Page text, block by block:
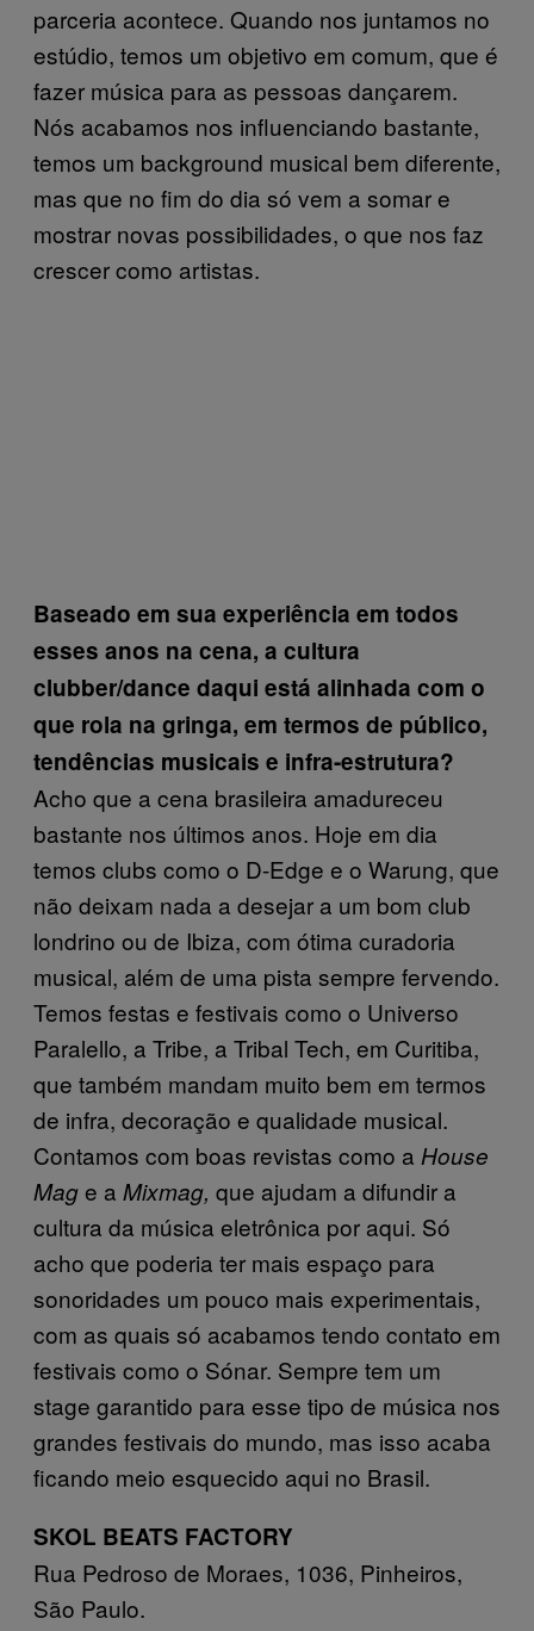
parceria acontece. Quando nos juntamos no
estúdio, temos um objetivo em comum, que é
fazer música para as pessoas dançarem.
Nós acabamos nos influenciando bastante,
temos um background musical bem diferente,
mas que no fim do dia só vem a somar e
mostrar novas possibilidades, o que nos faz
crescer como artistas.
Baseado em sua experiência em todos
esses anos na cena, a cultura
clubber/dance daqui está alinhada com o
que rola na gringa, em termos de público,
tendências musicais e infra-estrutura?
Acho que a cena brasileira amadureceu
bastante nos últimos anos. Hoje em dia
temos clubs como o D-Edge e o Warung, que
não deixam nada a desejar a um bom club
londrino ou de Ibiza, com ótima curadoria
musical, além de uma pista sempre fervendo.
Temos festas e festivais como o Universo
Paralello, a Tribe, a Tribal Tech, em Curitiba,
que também mandam muito bem em termos
de infra, decoração e qualidade musical.
Contamos com boas revistas como a House
Mage a Mixmag, que ajudam a difundir a
cultura da música eletrônica por aqui. Só
acho que poderia ter mais espaço para
sonoridades um pouco mais experimentais,
com as quais só acabamos tendo contato em
festivais como o Sónar. Sempre tem um
stage garantido para esse tipo de música nos
grandes festivais do mundo, mas isso acaba
ficando meio esquecido aqui no Brasil.
SKOL BEATS FACTORY
Rua Pedroso de Moraes, 1036, Pinheiros,
São Paulo.